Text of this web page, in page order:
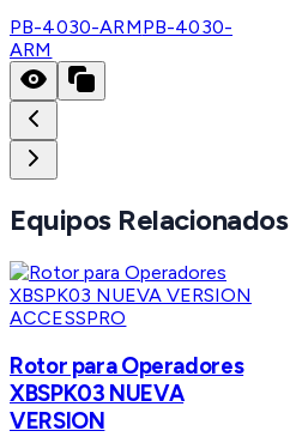
PB-4030-ARMPB-4030-
ARM
Equipos Relacionados
ACCESSPRO
Rotor para Operadores
XBSPK03 NUEVA
VERSION